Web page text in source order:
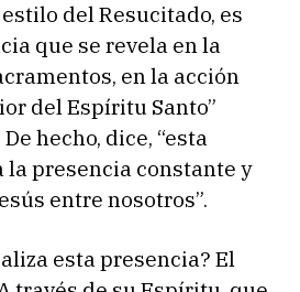
del Resucitado, es
que se revela en la
en la acción
del Espíritu Santo”
hecho, dice, “esta
la presencia constante y
entre nosotros”.
esta presencia? El